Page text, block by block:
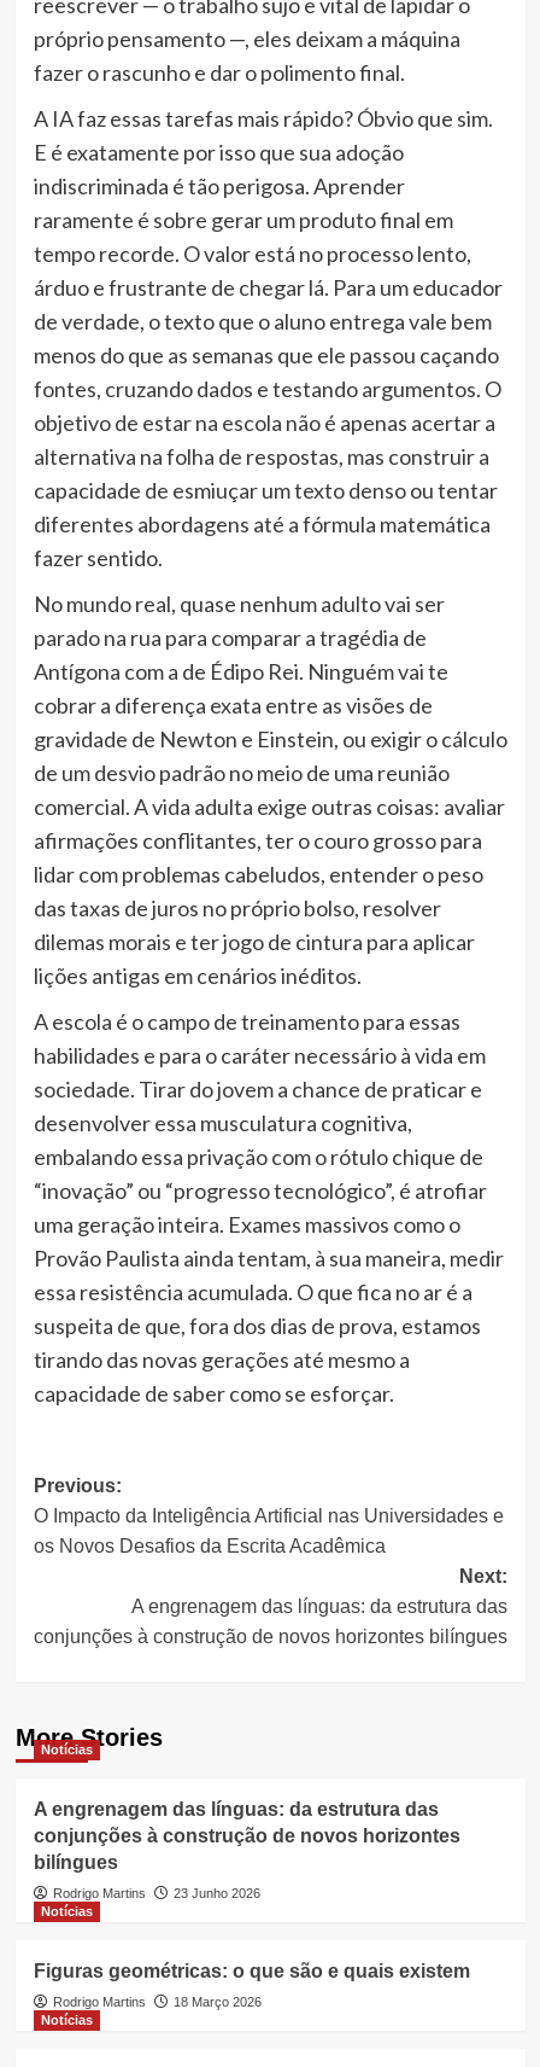
próprio pensamento —, eles deixam a máquina
fazer o rascunho e dar o polimento final.
A IA faz essas tarefas mais rápido? Óbvio que sim.
E é exatamente por isso que sua adoção
indiscriminada é tão perigosa. Aprender
raramente é sobre gerar um produto final em
tempo recorde. O valor está no processo lento,
árduo e frustrante de chegar lá. Para um educador
de verdade, o texto que o aluno entrega vale bem
menos do que as semanas que ele passou caçando
fontes, cruzando dados e testando argumentos. O
objetivo de estar na escola não é apenas acertar a
alternativa na folha de respostas, mas construir a
capacidade de esmiuçar um texto denso ou tentar
diferentes abordagens até a fórmula matemática
fazer sentido.
No mundo real, quase nenhum adulto vai ser
parado na rua para comparar a tragédia de
Antígona com a de Édipo Rei. Ninguém vai te
cobrar a diferença exata entre as visões de
gravidade de Newton e Einstein, ou exigir o cálculo
de um desvio padrão no meio de uma reunião
comercial. A vida adulta exige outras coisas: avaliar
afirmações conflitantes, ter o couro grosso para
lidar com problemas cabeludos, entender o peso
das taxas de juros no próprio bolso, resolver
dilemas morais e ter jogo de cintura para aplicar
lições antigas em cenários inéditos.
A escola é o campo de treinamento para essas
habilidades e para o caráter necessário à vida em
sociedade. Tirar do jovem a chance de praticar e
desenvolver essa musculatura cognitiva,
embalando essa privação com o rótulo chique de
“inovação” ou “progresso tecnológico”, é atrofiar
uma geração inteira. Exames massivos como o
Provão Paulista ainda tentam, à sua maneira, medir
essa resistência acumulada. O que fica no ar é a
suspeita de que, fora dos dias de prova, estamos
tirando das novas gerações até mesmo a
capacidade de saber como se esforçar.
Post
navigation
Previous:
O Impacto da Inteligência Artificial nas Universidades e
os Novos Desafios da Escrita Acadêmica
Next:
A engrenagem das línguas: da estrutura das
conjunções à construção de novos horizontes bilíngues
More Stories
Notícias
A engrenagem das línguas: da estrutura das
conjunções à construção de novos horizontes
bilíngues
Rodrigo Martins
23 Junho 2026
Notícias
Figuras geométricas: o que são e quais existem
Rodrigo Martins
18 Março 2026
Notícias